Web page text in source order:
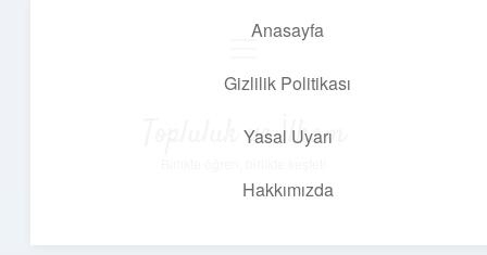
Anasayfa
Gizlilik Politikası
Yasal Uyarı
Hakkımızda
Topluluk ve İlham